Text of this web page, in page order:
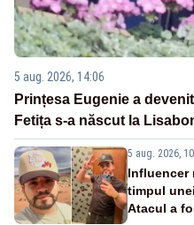
5 aug. 2026, 14:06
Prințesa Eugenie a
Fetița s-a născut la
5 aug. 2026,
Influencer
timpul
Atacul a